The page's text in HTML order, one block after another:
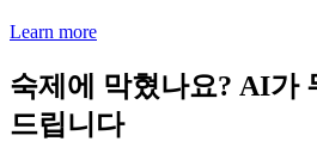
Learn more
숙제에 막혔나요? AI가
드립니다